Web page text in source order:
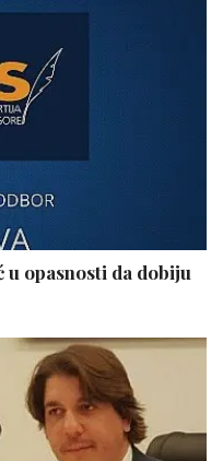
u opasnosti da dobiju